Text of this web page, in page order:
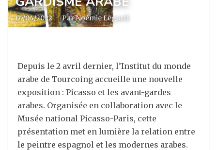
07/04/2022 · Par Noémie Legarff
Depuis le 2 avril dernier, l’Institut du monde
arabe de Tourcoing accueille une nouvelle
exposition : Picasso et les avant-gardes
arabes. Organisée en collaboration avec le
Musée national Picasso-Paris, cette
présentation met en lumière la relation entre
le peintre espagnol et les modernes arabes.